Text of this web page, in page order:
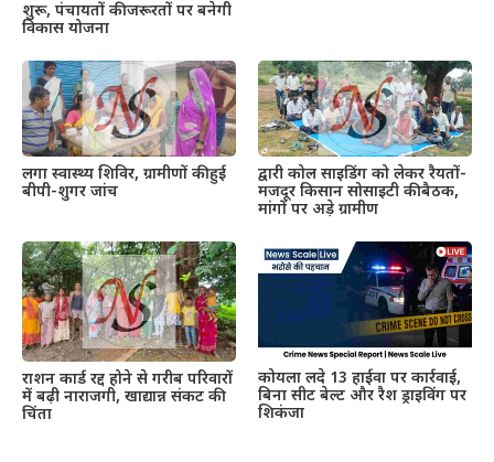
शुरू, पंचायतों की जरूरतों पर बनेगी
विकास योजना
लगा स्वास्थ्य शिविर, ग्रामीणों की हुई
बीपी-शुगर जांच
द्वारी कोल साइडिंग को लेकर रैयतों-
मजदूर किसान सोसाइटी की बैठक,
मांगों पर अड़े ग्रामीण
राशन कार्ड रद्द होने से गरीब परिवारों
में बढ़ी नाराजगी, खाद्यान्न संकट की
चिंता
कोयला लदे 13 हाईवा पर कार्रवाई,
बिना सीट बेल्ट और रैश ड्राइविंग पर
शिकंजा